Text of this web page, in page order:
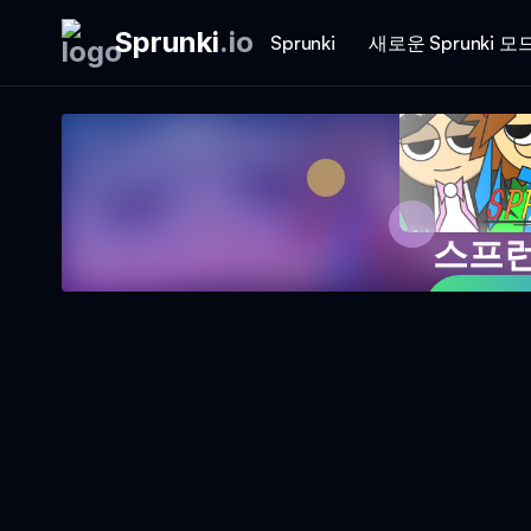
Sprunki.io Sprunki 새로운 Sprunki 모
스프